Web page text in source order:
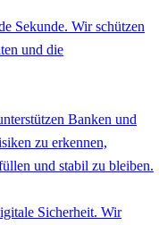
Sekunde. Wir schützen
und die
Banken und
zu erkennen,
und stabil zu bleiben.
Sicherheit. Wir